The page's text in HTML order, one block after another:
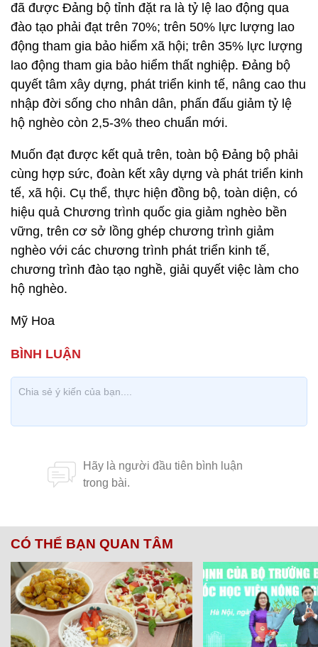
đã được Đảng bộ tỉnh đặt ra là tỷ lệ lao động qua
đào tạo phải đạt trên 70%; trên 50% lực lượng lao
động tham gia bảo hiểm xã hội; trên 35% lực lượng
lao động tham gia bảo hiểm thất nghiệp. Đảng bộ
quyết tâm xây dựng, phát triển kinh tế, nâng cao thu
nhập đời sống cho nhân dân, phấn đấu giảm tỷ lệ
hộ nghèo còn 2,5-3% theo chuẩn mới.
Muốn đạt được kết quả trên, toàn bộ Đảng bộ phải
cùng hợp sức, đoàn kết xây dựng và phát triển kinh
tế, xã hội. Cụ thể, thực hiện đồng bộ, toàn diện, có
hiệu quả Chương trình quốc gia giảm nghèo bền
vững, trên cơ sở lồng ghép chương trình giảm
nghèo với các chương trình phát triển kinh tế,
chương trình đào tạo nghề, giải quyết việc làm cho
hộ nghèo.
Mỹ Hoa
CÓ THỂ BẠN QUAN TÂM